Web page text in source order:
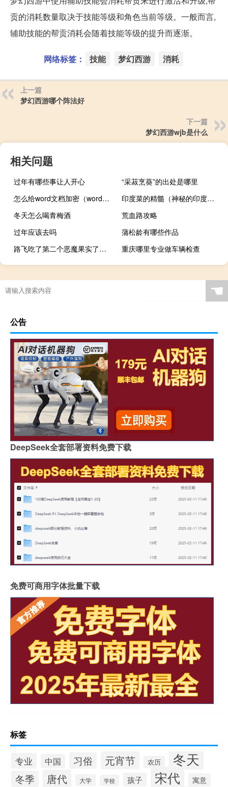
贡的消耗数量取决于技能等级和角色当前等级。一般而言,
辅助技能的帮贡消耗会随着技能等级的提升而逐渐。
网络标签： 技能 梦幻西游 消耗
上一篇
梦幻西游哪个阵法好
下一篇
梦幻西游wjb是什么
相关问题
过年有哪些事让人开心
“采菽烹葵”的出处是哪里
怎么给word文档加密（word文档加密）
印度菜的精髓（神秘的印度菜简介）
冬天怎么喝青梅酒
荒血路攻略
过年应该去吗
蒲松龄有哪些作品
路飞吃了第二个恶魔果实了吗（路飞的第二个恶魔果实是第几集）
重庆哪里专业做车辆检查
☚
公告
DeepSeek全套部署资料免费下载
免费可商用字体批量下载
标签
专业 中国 习俗 元宵节 农历 冬天
冬季 唐代 大学 学校 孩子 宋代 寓意